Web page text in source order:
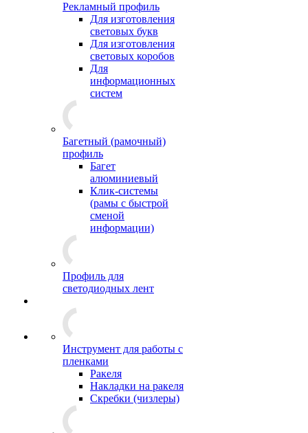
Рекламный профиль
Для изготовления
световых букв
Для изготовления
световых коробов
Для
информационных
систем
Багетный (рамочный)
профиль
Багет
алюминиевый
Клик-системы
(рамы с быстрой
сменой
информации)
Профиль для
светодиодных лент
Инструмент для работы с
пленками
Ракеля
Накладки на ракеля
Скребки (чизлеры)